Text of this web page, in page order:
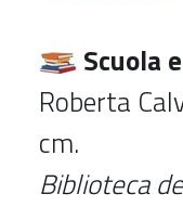
Scuola
Roberta
cm.
Biblioteca